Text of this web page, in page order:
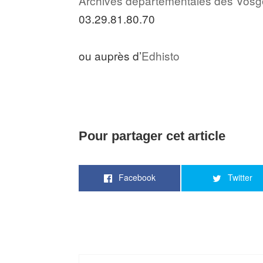
03.29.81.80.70
ou auprès d’Edhisto
Pour partager cet article
Facebook Twitter